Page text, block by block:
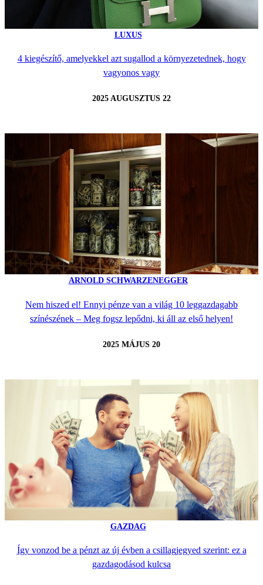
LUXUS
4 kiegészítő, amelyekkel azt sugallod a környezetednek, hogy
vagyonos vagy
2025 AUGUSZTUS 22
ARNOLD SCHWARZENEGGER
Nem hiszed el! Ennyi pénze van a világ 10 leggazdagabb
színészének – Meg fogsz lepődni, ki áll az első helyen!
2025 MÁJUS 20
GAZDAG
Így vonzod be a pénzt az új évben a csillagjegyed szerint: ez a
gazdagodásod kulcsa